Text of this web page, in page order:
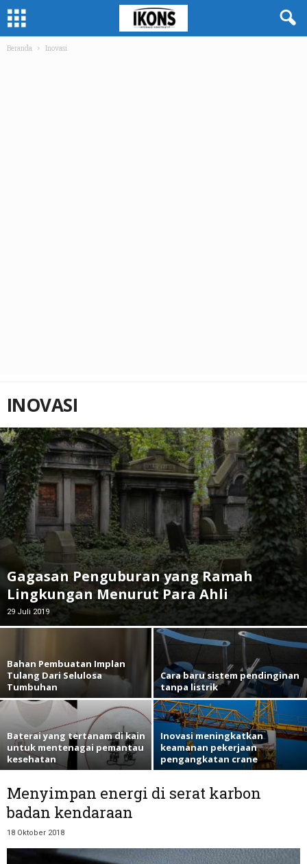
Beranda Inovasi
INOVASI
Gagasan Penguburan yang Ramah
Lingkungan Menurut Para Ahli
29 Juli 2019
Bahan Pembuatan Implan
Tulang Dari Selulosa
Tumbuhan
Cara baru sistem pendinginan
tanpa listrik
Baterai yang tertanam di kain
untuk mentenagai pemantau
kesehatan
Inovasi meningkatkan
keamanan pekerjaan
pengangkatan crane
Menyimpan energi di serat karbon
badan kendaraan
18 Oktober 2018